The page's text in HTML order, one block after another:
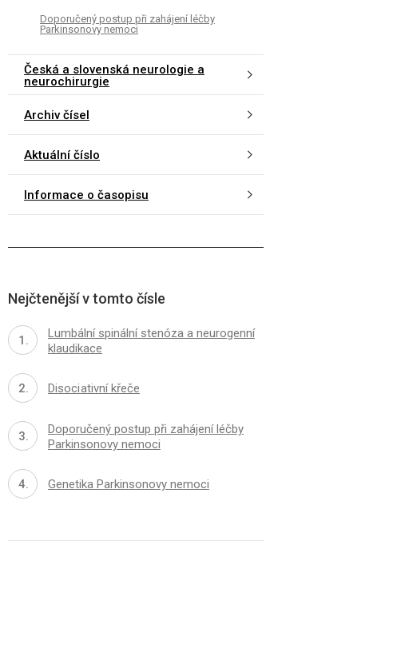
Doporučený postup při zahájení léčby
Parkinsonovy nemoci
Česká a slovenská neurologie a
neurochirurgie
Archiv čísel
Aktuální číslo
Informace o časopisu
Nejčtenější v tomto čísle
Lumbální spinální stenóza a neurogenní
klaudikace
Disoci ativní křeče
Doporučený postup při zahájení léčby
Parkinsonovy nemoci
Genetika Parkinsonovy nemoci